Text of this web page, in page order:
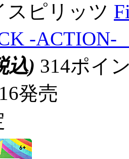
スピリッツ
-ACTION-
込) 314ポイ
発売